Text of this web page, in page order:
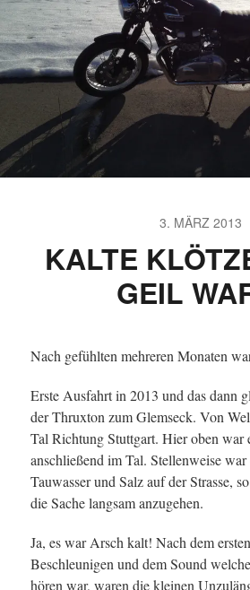
3. MÄRZ 2013
KALTE
GEIL
Nach gefühlten mehreren Monaten
Erste Ausfahrt in 2013 und das dann
der Thruxton zum Glemseck. Von
Tal Richtung Stuttgart. Hier oben war
anschließend im Tal. Stellenweise
Tauwasser und Salz auf der Strasse,
die Sache langsam anzugehen.
Ja, es war Arsch kalt! Nach dem
Beschleunigen und dem Sound
hören war, waren die kleinen